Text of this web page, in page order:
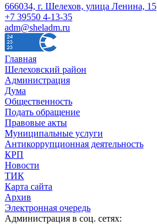
666034, г. Шелехов, улица Ленина, 15
+7 39550 4-13-35
adm@sheladm.ru
Главная
Шелеховский район
Администрация
Дума
Общественность
Подать обращение
Правовые акты
Муниципальные услуги
Антикоррупционная деятельность
КРП
Новости
ТИК
Карта сайта
Архив
Электронная очередь
Администрация в соц. сетях: